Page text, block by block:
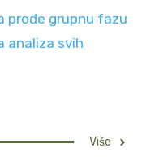
prođe grupnu fazu
analiza svih
Više